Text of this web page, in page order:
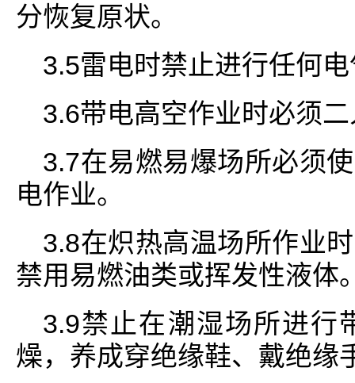
分恢复原状。
3.5雷电时禁止进行任何
3.6带电高空作业时必须
3.7在易燃易爆场所必须
电作业。
3.8在炽热高温场所作业
禁用易燃油类或挥发性液体
3.9禁止在潮湿场所进行
燥，养成穿绝缘鞋、戴绝缘